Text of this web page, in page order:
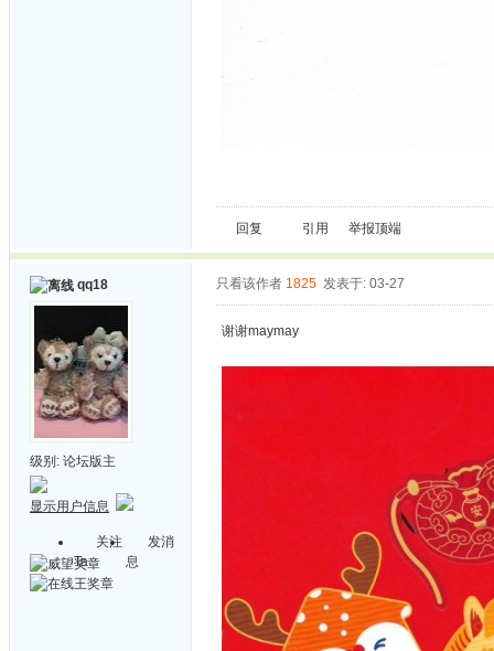
回复 引用 举报顶端
qq18
级别: 论坛版主
显示用户信息
关注
Ta
发消
息
只看该作者 1825 发表于: 03-27
谢谢maymay